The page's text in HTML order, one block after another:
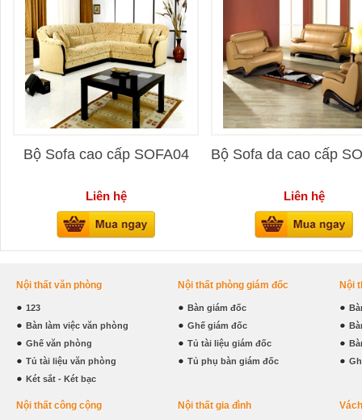
Bộ Sofa cao cấp SOFA04
Liên hệ
Bộ Sofa da cao cấp
Liên hệ
Nội thất văn phòng
123
Bàn làm việc văn phòng
Ghế văn phòng
Tủ tài liệu văn phòng
Két sắt - Két bạc
Nội thất phòng giám đốc
Bàn giám đốc
Ghế giám đốc
Tủ tài liệu giám đốc
Tủ phụ bàn giám đốc
Nội
Nội thất công cộng Nội thất gia đình